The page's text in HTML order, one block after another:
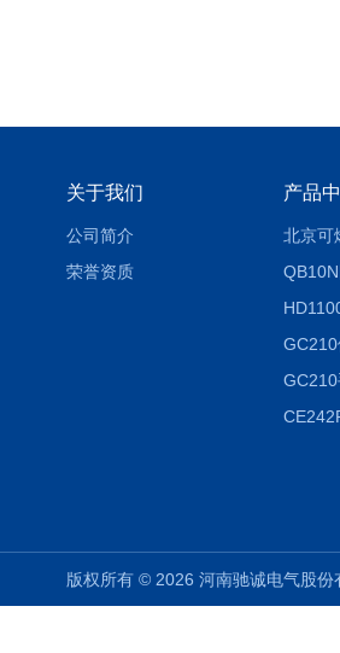
关于我们
公司简介
荣誉资质
产品
北京可
版权所有 © 2026 河南驰诚电气